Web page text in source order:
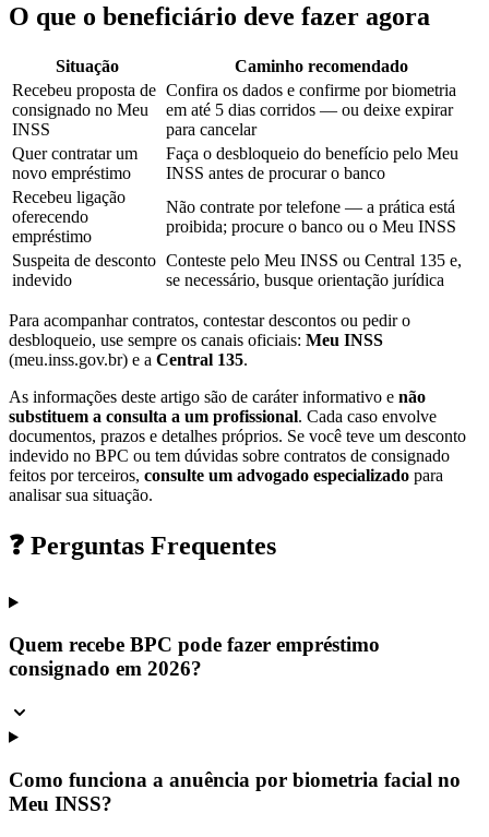
O que o beneficiário deve fazer agora
Situação
Caminho recomendado
Recebeu proposta de
consignado no Meu
INSS
Confira os dados e confirme por biometria
em até 5 dias corridos — ou deixe expirar
para cancelar
Quer contratar um
novo empréstimo
Faça o desbloqueio do benefício pelo Meu
INSS antes de procurar o banco
Recebeu ligação
oferecendo
empréstimo
Não contrate por telefone — a prática está
proibida; procure o banco ou o Meu INSS
Suspeita de desconto
indevido
Conteste pelo Meu INSS ou Central 135 e,
se necessário, busque orientação jurídica
Para acompanhar contratos, contestar descontos ou pedir o
desbloqueio, use sempre os canais oficiais: Meu INSS
(meu.inss.gov.br) e a Central 135.
As informações deste artigo são de caráter informativo e não
substituem a consulta a um profissional. Cada caso envolve
documentos, prazos e detalhes próprios. Se você teve um desconto
indevido no BPC ou tem dúvidas sobre contratos de consignado
feitos por terceiros, consulte um advogado especializado para
analisar sua situação.
❓ Perguntas Frequentes
Quem recebe BPC pode fazer empréstimo
consignado em 2026?
Como funciona a anuência por biometria facial no
Meu INSS?